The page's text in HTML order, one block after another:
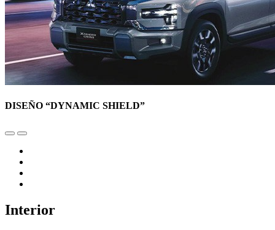
DISEÑO “DYNAMIC SHIELD”
Interior